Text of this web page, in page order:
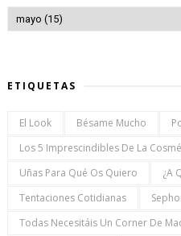
ETIQUETAS
El Look Bésame Mucho
Los 5 Imprescindibles De La
Uñas Para Qué Os Quiero
¿a
Tentaciones Cotidianas
Todas Necesitáis Un Corner De